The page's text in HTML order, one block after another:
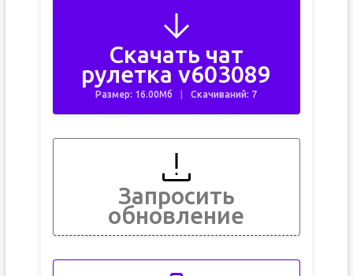
Скачать чат
рулетка v603089
Размер: 16.00Мб Скачиваний: 7
Запросить
обновление